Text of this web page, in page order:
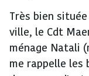
Très bien
ville, le Cdt
ménage Natali
me rappelle les